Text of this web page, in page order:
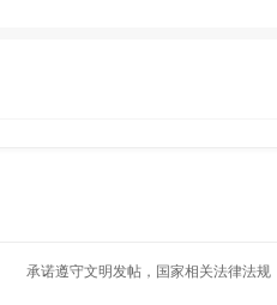
承诺遵守文明发帖，国家相关法律法规